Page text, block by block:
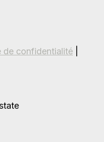
de confidentialité